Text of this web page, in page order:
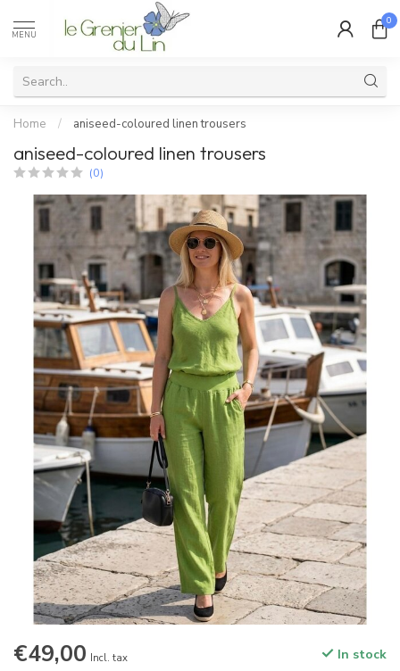
MENU
0
Home / aniseed-coloured linen trousers
aniseed-coloured linen trousers
(0)
€49,00 Incl. tax In stock